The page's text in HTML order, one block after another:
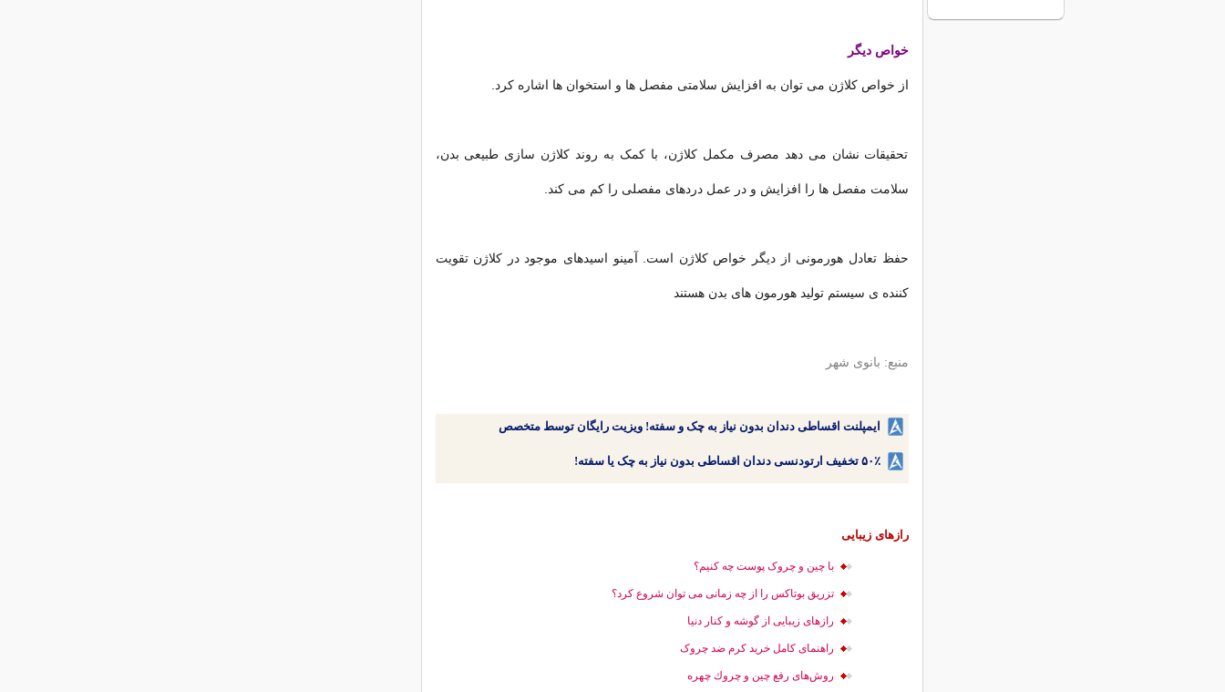
خواص دیگر
از خواص کلاژن می توان به افزایش سلامتی مفصل ها و استخوان ها اشاره کرد.
تحقیقات نشان می دهد مصرف مکمل کلاژن، با کمک به روند کلاژن سازی طبیعی بدن،
سلامت مفصل ها را افزایش و در عمل دردهای مفصلی را کم می کند.
حفظ تعادل هورمونی از دیگر خواص کلاژن است. آمینو اسیدهای موجود در کلاژن تقویت
کننده ی سیستم تولید هورمون های بدن هستند
منبع: بانوی شهر
ایمپلنت اقساطی دندان بدون نیاز به چک و سفته! ویزیت رایگان توسط متخصص
۵۰٪ تخفیف ارتودنسی دندان اقساطی بدون نیاز به چک یا سفته!
رازهای زیبایی
با چین و چروک پوست چه کنیم؟
تزریق بوتاکس را از چه زمانی می توان شروع کرد؟
رازهای زیبایی از گوشه و کنار دنیا
راهنمای کامل خرید کرم ضد چروک
روش‌های رفع چین و چروك چهره